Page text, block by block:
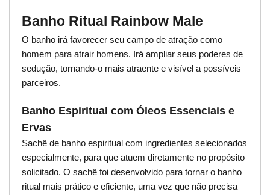
Banho Ritual Rainbow Male
O banho irá favorecer seu campo de atração como
homem para atrair homens. Irá ampliar seus poderes de
sedução, tornando-o mais atraente e visível a possíveis
parceiros.
Banho Espiritual com Óleos Essenciais e
Ervas
Sachê de banho espiritual com ingredientes selecionados
especialmente, para que atuem diretamente no propósito
solicitado. O sachê foi desenvolvido para tornar o banho
ritual mais prático e eficiente, uma vez que não precisa